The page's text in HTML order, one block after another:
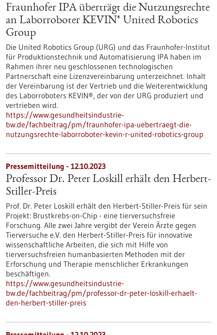
Fraunhofer IPA überträgt die Nutzungsrechte
an Laborroboter KEVIN® United Robotics
Group
Die United Robotics Group (URG) und das Fraunhofer-Institut
für Produktionstechnik und Automatisierung IPA haben im
Rahmen ihrer neu geschlossenen technologischen
Partnerschaft eine Lizenzvereinbarung unterzeichnet. Inhalt
der Vereinbarung ist der Vertrieb und die Weiterentwicklung
des Laborroboters KEVIN®, der von der URG produziert und
vertrieben wird.
https://www.gesundheitsindustrie-
bw.de/fachbeitrag/pm/fraunhofer-ipa-uebertraegt-die-
nutzungsrechte-laborroboter-kevin-r-united-robotics-group
Pressemitteilung - 12.10.2023
Professor Dr. Peter Loskill erhält den Herbert-
Stiller-Preis
Prof. Dr. Peter Loskill erhält den Herbert-Stiller-Preis für sein
Projekt: Brustkrebs-on-Chip - eine tierversuchsfreie
Forschung. Alle zwei Jahre vergibt der Verein Ärzte gegen
Tierversuche e.V. den Herbert-Stiller-Preis für innovative
wissenschaftliche Arbeiten, die sich mit Hilfe von
tierversuchsfreien humanbasierten Methoden mit der
Erforschung und Therapie menschlicher Erkrankungen
beschäftigen.
https://www.gesundheitsindustrie-
bw.de/fachbeitrag/pm/professor-dr-peter-loskill-erhaelt-
den-herbert-stiller-preis